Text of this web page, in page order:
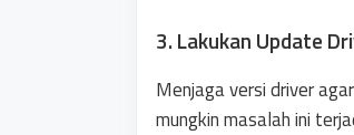
3. Lakukan Update
Menjaga versi driver
mungkin masalah ini